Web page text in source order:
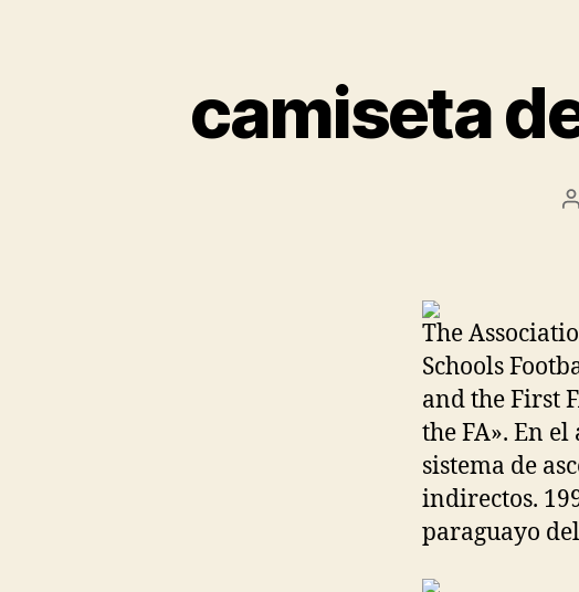
camiseta
The
Schools
and the First
the FA». En
sistema de
indirectos.
paraguayo